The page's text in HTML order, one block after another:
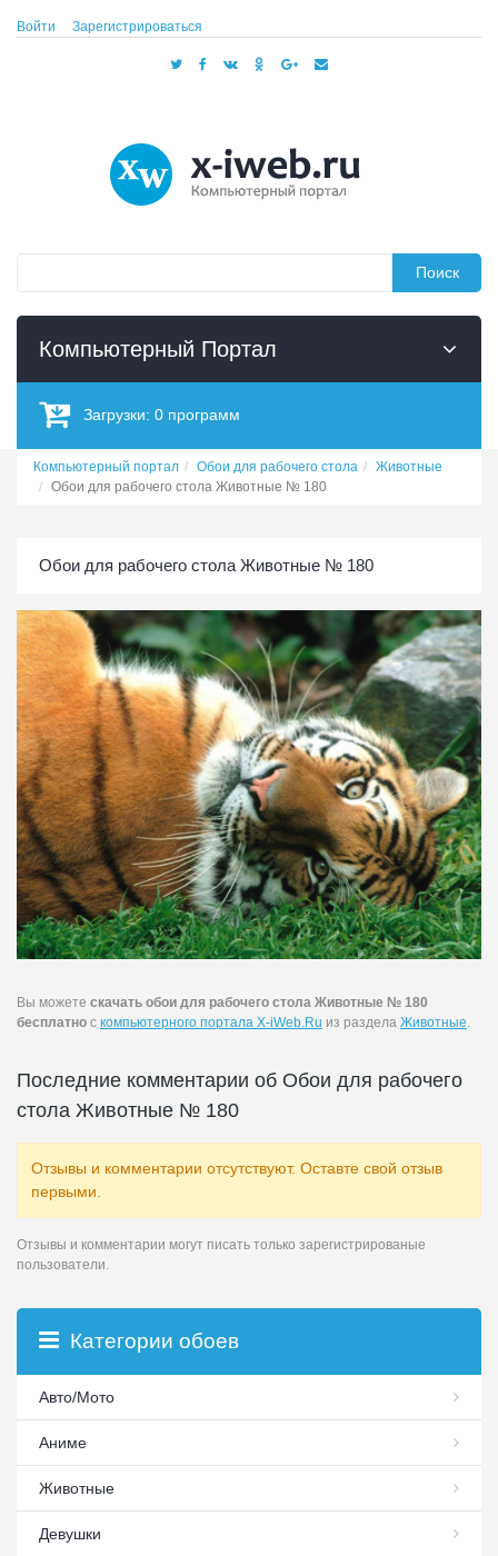
Войти Зарегистрироваться
Поиск
Компьютерный Портал
Загрузки: 0 программ
Компьютерный портал Обои для рабочего стола
Животные
Обои для рабочего стола Животные № 180
Обои для рабочего стола Животные № 180
Вы можете скачать обои для рабочего стола Животные № 180
бесплатно с компьютерного портала X-iWeb.Ru из раздела Животные
Последние комментарии об Обои для рабочего
стола Животные № 180
Отзывы и комментарии отсутствуют. Оставте свой отзыв
первыми.
Отзывы и комментарии могут писать только зарегистрированые
пользователи.
Категории обоев
Авто/Мото
Аниме
Животные
Девушки